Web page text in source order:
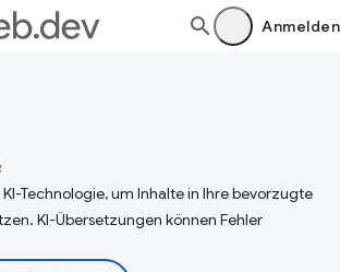
Anmelden
Technologie, um Inhalte in Ihre bevorzugte
KI-Übersetzungen können Fehler